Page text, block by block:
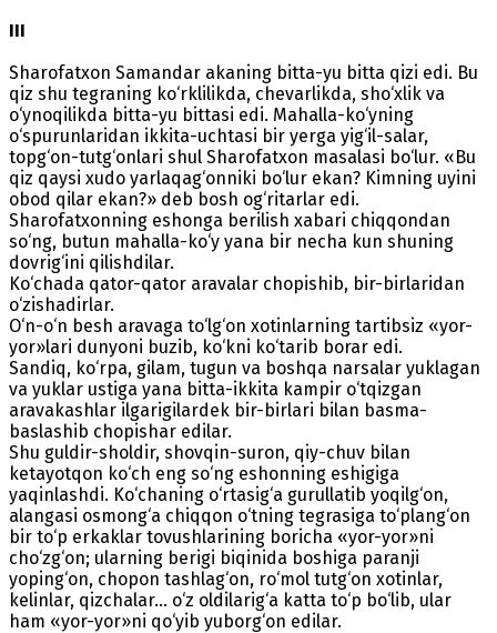
III
Sharofatxon Samandar akaning bitta-yu bitta qizi edi. Bu
qiz shu tegraning ko‘rklilikda, chevarlikda, sho‘xlik va
o‘ynoqilikda bitta-yu bittasi edi. Mahalla-ko‘yning
o‘spurunlaridan ikkita-uchtasi bir yerga yig‘il-salar,
topg‘on-tutg‘onlari shul Sharofatxon masalasi bo‘lur. «Bu
qiz qaysi xudo yarlaqag‘onniki bo‘lur ekan? Kimning uyini
obod qilar ekan?» deb bosh og‘ritarlar edi.
Sharofatxonning eshonga berilish xabari chiqqondan
so‘ng, butun mahalla-ko‘y yana bir necha kun shuning
dovrig‘ini qilishdilar.
Ko‘chada qator-qator aravalar chopishib, bir-birlaridan
o‘zishadirlar.
O‘n-o‘n besh aravaga to‘lg‘on xotinlarning tartibsiz «yor-
yor»lari dunyoni buzib, ko‘kni ko‘tarib borar edi.
Sandiq, ko‘rpa, gilam, tugun va boshqa narsalar yuklagan
va yuklar ustiga yana bitta-ikkita kampir o‘tqizgan
aravakashlar ilgarigilardek bir-birlari bilan basma-
baslashib chopishar edilar.
Shu guldir-sholdir, shovqin-suron, qiy-chuv bilan
ketayotqon ko‘ch eng so‘ng eshonning eshigiga
yaqinlashdi. Ko‘chaning o‘rtasig‘a gurullatib yoqilg‘on,
alangasi osmong‘a chiqqon o‘tning tegrasiga to‘plang‘on
bir to‘p erkaklar tovushlarining boricha «yor-yor»ni
cho‘zg‘on; ularning berigi biqinida boshiga paranji
yoping‘on, chopon tashlag‘on, ro‘mol tutg‘on xotinlar,
kelinlar, qizchalar... o‘z oldilarig‘a katta to‘p bo‘lib, ular
ham «yor-yor»ni qo‘yib yuborg‘on edilar.